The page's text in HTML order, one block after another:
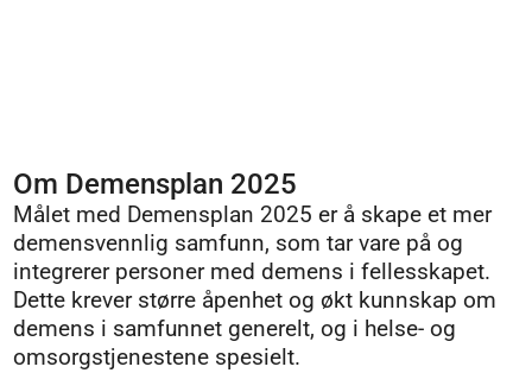
Om Demensplan 2025
Målet med Demensplan 2025 er å skape et mer
demensvennlig samfunn, som tar vare på og
integrerer personer med demens i fellesskapet.
Dette krever større åpenhet og økt kunnskap om
demens i samfunnet generelt, og i helse- og
omsorgstjenestene spesielt.